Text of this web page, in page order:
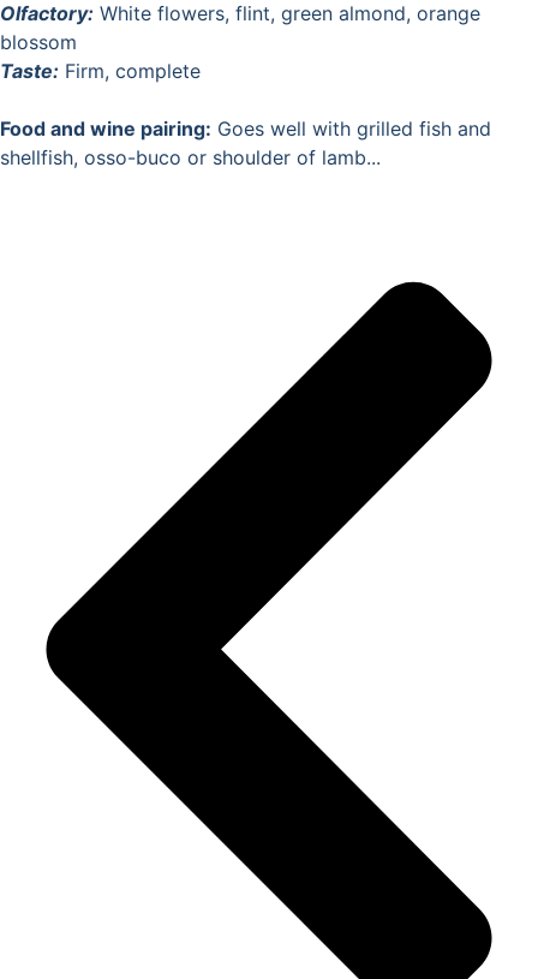
Olfactory: White flowers, flint, green almond, orange
blossom
Taste: Firm, complete
Food and wine pairing: Goes well with grilled fish and
shellfish, osso-buco or shoulder of lamb...